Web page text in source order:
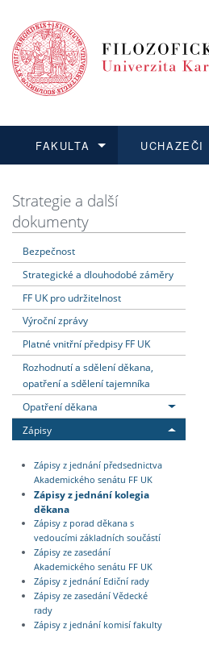
FAKULTA
Dozvědět se více
UCHAZEČI
Podat přihlášku
Dozvědět se více
Dozvědět se více
Dozvědět se více
Strategie a další
dokumenty
Bezpečnost
Strategické a dlouhodobé záměry
FF UK pro udržitelnost
Výroční zprávy
Platné vnitřní předpisy FF UK
Rozhodnutí a sdělení děkana,
opatření a sdělení tajemníka
Opatření děkana
Zápisy
Zápisy z jednání předsednictva
Akademického senátu FF UK
Zápisy z jednání kolegia
děkana
Zápisy z porad děkana s
vedoucími základních součástí
Zápisy ze zasedání
Akademického senátu FF UK
Zápisy z jednání Ediční rady
Zápisy ze zasedání Vědecké
rady
Zápisy z jednání komisí fakulty